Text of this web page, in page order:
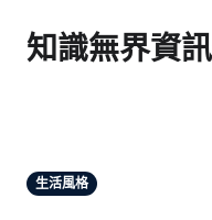
知識無界資
生活風格